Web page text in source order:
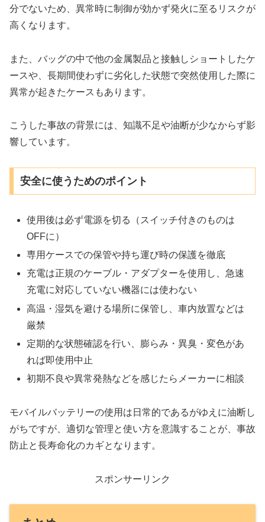
分でないため、異常時に制御が効かず発火に至るリスクが
高くなります。
また、バッグの中で他の金属製品と接触しショートしたケ
ースや、長期間使わずに劣化した状態で突然使用した際に
異常が起きたケースもあります。
こうした事故の背景には、知識不足や油断が少なからず影
響しています。
安全に使うためのポイント
使用後は必ず電源を切る（スイッチ付きのものは
OFFに）
専用ケースでの保管や持ち運び時の保護を徹底
充電は正規のケーブル・アダプターを使用し、急速
充電に対応していない機器には使わない
高温・湿気を避ける場所に保管し、車内放置などは
厳禁
定期的な状態確認を行い、膨らみ・異臭・変色があ
れば即使用中止
初期不良や異常発熱などを感じたらメーカーに相談
モバイルバッテリーの使用は日常的であるがゆえに油断し
がちですが、適切な管理と使い方を意識することが、事故
防止と長寿命化のカギとなります。
スポンサーリンク